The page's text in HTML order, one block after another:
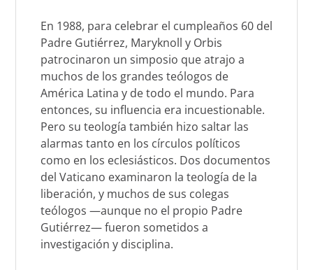
En 1988, para celebrar el cumpleaños 60 del
Padre Gutiérrez, Maryknoll y Orbis
patrocinaron un simposio que atrajo a
muchos de los grandes teólogos de
América Latina y de todo el mundo. Para
entonces, su influencia era incuestionable.
Pero su teología también hizo saltar las
alarmas tanto en los círculos políticos
como en los eclesiásticos. Dos documentos
del Vaticano examinaron la teología de la
liberación, y muchos de sus colegas
teólogos —aunque no el propio Padre
Gutiérrez— fueron sometidos a
investigación y disciplina.